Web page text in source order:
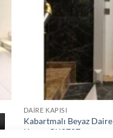
DAIRE KAPISI
Kabartmalı Beyaz Daire
Kapısı ÇK0727